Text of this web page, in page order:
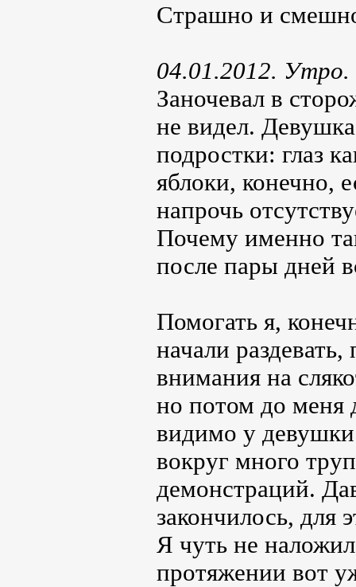
Страшно и
04.01.2012. Утро.
Заночевал в
не видел.
подростки: глаз
яблоки, конечно,
напрочь
Почему именно
после пары дней
Помогать я,
начали
внимания на
но потом до меня
видимо у девушки
вокруг много
демонстраций.
закончилось, для
Я чуть не
протяжении вот